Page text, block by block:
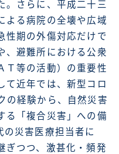
。さらに、平成二十三
よる病院の全壊や広域
性期の外傷対応だけで
、避難所における公衆
Ｔ等の活動）の重要性
て近年では、新型コロ
の経験から、自然災害
る「複合災害」への備
の災害医療担当者に
ぎつつ、激甚化・頻発